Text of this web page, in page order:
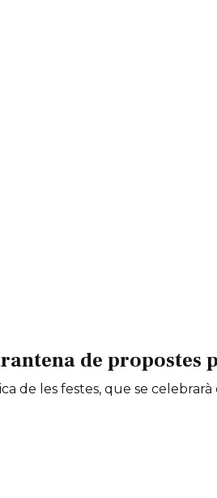
de propostes
de les festes, que se